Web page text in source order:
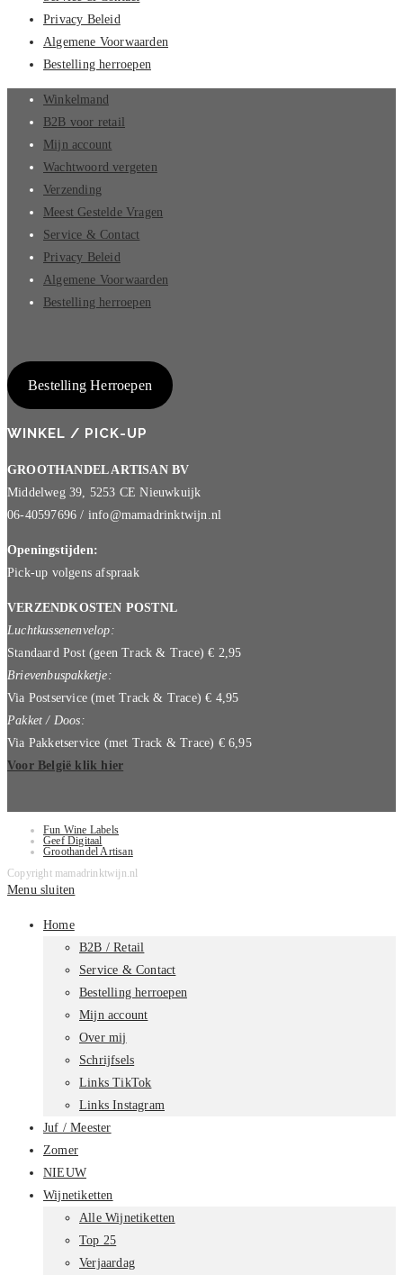
Privacy Beleid
Algemene Voorwaarden
Bestelling herroepen
Winkelmand
B2B voor retail
Mijn account
Wachtwoord vergeten
Verzending
Meest Gestelde Vragen
Service & Contact
Privacy Beleid
Algemene Voorwaarden
Bestelling herroepen
Bestelling Herroepen
WINKEL / PICK-UP
GROOTHANDEL ARTISAN BV
Middelweg 39, 5253 CE Nieuwkuijk
06-40597696 / info@mamadrinktwijn.nl
Openingstijden:
Pick-up volgens afspraak
VERZENDKOSTEN POSTNL
Luchtkussenenvelop:
Standaard Post (geen Track & Trace) € 2,95
Brievenbuspakketje:
Via Postservice (met Track & Trace) € 4,95
Pakket / Doos:
Via Pakketservice (met Track & Trace) € 6,95
Voor België klik hier
Fun Wine Labels
Geef Digitaal
Groothandel Artisan
Copyright mamadrinktwijn.nl
Menu sluiten
Home
B2B / Retail
Service & Contact
Bestelling herroepen
Mijn account
Over mij
Schrijfsels
Links TikTok
Links Instagram
Juf / Meester
Zomer
NIEUW
Wijnetiketten
Alle Wijnetiketten
Top 25
Verjaardag